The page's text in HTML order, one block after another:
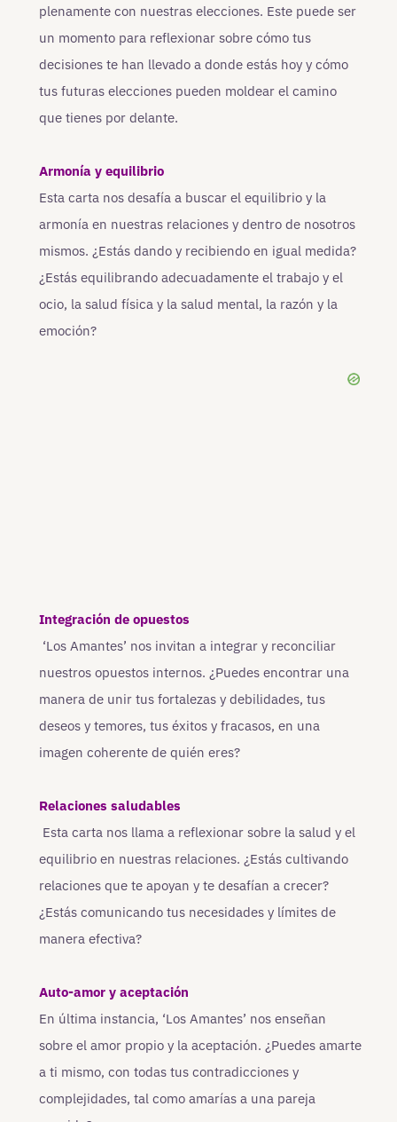
plenamente con nuestras elecciones. Este puede ser
un momento para reflexionar sobre cómo tus
decisiones te han llevado a donde estás hoy y cómo
tus futuras elecciones pueden moldear el camino
que tienes por delante.
Armonía y equilibrio
Esta carta nos desafía a buscar el equilibrio y la
armonía en nuestras relaciones y dentro de nosotros
mismos. ¿Estás dando y recibiendo en igual medida?
¿Estás equilibrando adecuadamente el trabajo y el
ocio, la salud física y la salud mental, la razón y la
emoción?
Integración de opuestos
‘Los Amantes’ nos invitan a integrar y reconciliar
nuestros opuestos internos. ¿Puedes encontrar una
manera de unir tus fortalezas y debilidades, tus
deseos y temores, tus éxitos y fracasos, en una
imagen coherente de quién eres?
Relaciones saludables
Esta carta nos llama a reflexionar sobre la salud y el
equilibrio en nuestras relaciones. ¿Estás cultivando
relaciones que te apoyan y te desafían a crecer?
¿Estás comunicando tus necesidades y límites de
manera efectiva?
Auto-amor y aceptación
En última instancia, ‘Los Amantes’ nos enseñan
sobre el amor propio y la aceptación. ¿Puedes amarte
a ti mismo, con todas tus contradicciones y
complejidades, tal como amarías a una pareja